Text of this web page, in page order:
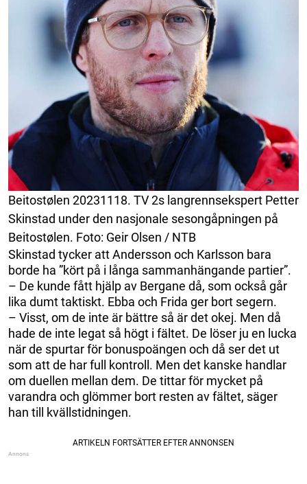
Beitostølen 20231118. TV 2s langrennsekspert Petter
Skinstad under den nasjonale sesongåpningen på
Beitostølen. Foto: Geir Olsen / NTB
Skinstad tycker att Andersson och Karlsson bara
borde ha ”kört på i långa sammanhängande partier”.
– De kunde fått hjälp av Bergane då, som också går
lika dumt taktiskt. Ebba och Frida ger bort segern.
– Visst, om de inte är bättre så är det okej. Men då
hade de inte legat så högt i fältet. De löser ju en lucka
när de spurtar för bonuspoängen och då ser det ut
som att de har full kontroll. Men det kanske handlar
om duellen mellan dem. De tittar för mycket på
varandra och glömmer bort resten av fältet, säger
han till kvällstidningen.